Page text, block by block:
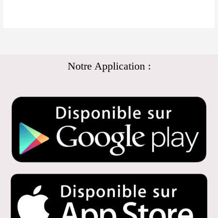
Notre Application :